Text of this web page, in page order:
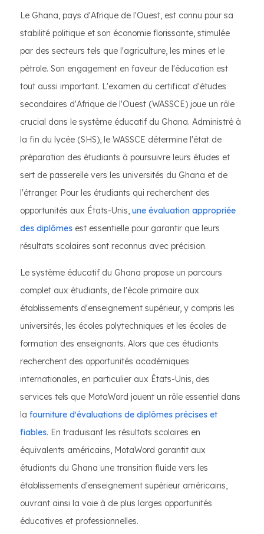
Le Ghana, pays d'Afrique de l'Ouest, est connu pour sa
stabilité politique et son économie florissante, stimulée
par des secteurs tels que l'agriculture, les mines et le
pétrole. Son engagement en faveur de l'éducation est
tout aussi important. L'examen du certificat d'études
secondaires d'Afrique de l'Ouest (WASSCE) joue un rôle
crucial dans le système éducatif du Ghana. Administré à
la fin du lycée (SHS), le WASSCE détermine l'état de
préparation des étudiants à poursuivre leurs études et
sert de passerelle vers les universités du Ghana et de
l'étranger. Pour les étudiants qui recherchent des
opportunités aux États-Unis, une évaluation appropriée
des diplômes est essentielle pour garantir que leurs
résultats scolaires sont reconnus avec précision.
Le système éducatif du Ghana propose un parcours
complet aux étudiants, de l'école primaire aux
établissements d'enseignement supérieur, y compris les
universités, les écoles polytechniques et les écoles de
formation des enseignants. Alors que ces étudiants
recherchent des opportunités académiques
internationales, en particulier aux États-Unis, des
services tels que MotaWord jouent un rôle essentiel dans
la fourniture d'évaluations de diplômes précises et
fiables. En traduisant les résultats scolaires en
équivalents américains, MotaWord garantit aux
étudiants du Ghana une transition fluide vers les
établissements d'enseignement supérieur américains,
ouvrant ainsi la voie à de plus larges opportunités
éducatives et professionnelles.